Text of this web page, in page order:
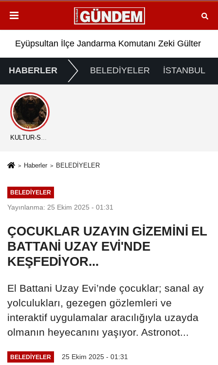
Eyüpsultan İlçe Jandarma Komutanı Zeki Gülter
HABERLER BELEDİYELER İSTANBUL
KÜLTÜR-SANAT
Haberler BELEDİYELER
BELEDİYELER
Yayınlanma: 25 Ekim 2025 - 01:31
ÇOCUKLAR UZAYIN GİZEMİNİ EL
BATTANİ UZAY EVİ'NDE
KEŞFEDİYOR...
El Battani Uzay Evi’nde çocuklar; sanal ay
yolculukları, gezegen gözlemleri ve
interaktif uygulamalar aracılığıyla uzayda
olmanın heyecanını yaşıyor. Astronot...
BELEDİYELER 25 Ekim 2025 - 01:31